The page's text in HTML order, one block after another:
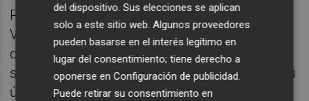
Por su parte, el Sevilla viaja a la Comunitat
Valenciana con la obligación de ganar, si
quiere mantenerse en la lucha por el
segundo puesto. Lo hace tras empatar en su
último encuentro en el Sánchez Pizjuán
del dispositivo. Sus elecciones se aplican
solo a este sitio web. Algunos proveedores
pueden basarse en el interés legítimo en
lugar del consentimiento; tiene derecho a
oponerse enConfiguración de publicidad
Puede retirar su consentimiento en